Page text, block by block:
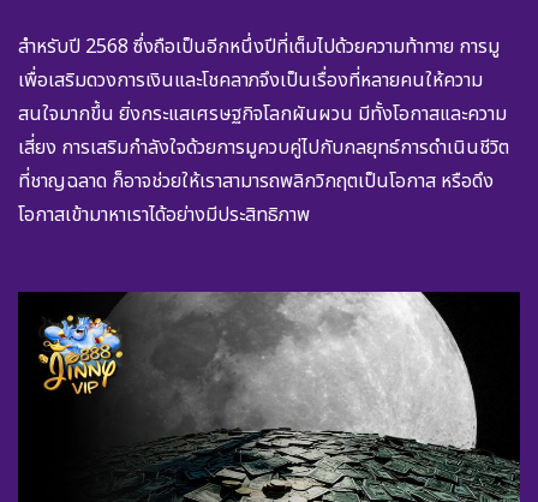
สำหรับปี 2568 ซึ่งถือเป็นอีกหนึ่งปีที่เต็มไปด้วยความท้าทาย การมู
เพื่อเสริมดวงการเงินและโชคลาภจึงเป็นเรื่องที่หลายคนให้ความ
สนใจมากขึ้น ยิ่งกระแสเศรษฐกิจโลกผันผวน มีทั้งโอกาสและความ
เสี่ยง การเสริมกำลังใจด้วยการมูควบคู่ไปกับกลยุทธ์การดำเนินชีวิต
ที่ชาญฉลาด ก็อาจช่วยให้เราสามารถพลิกวิกฤตเป็นโอกาส หรือดึง
โอกาสเข้ามาหาเราได้อย่างมีประสิทธิภาพ